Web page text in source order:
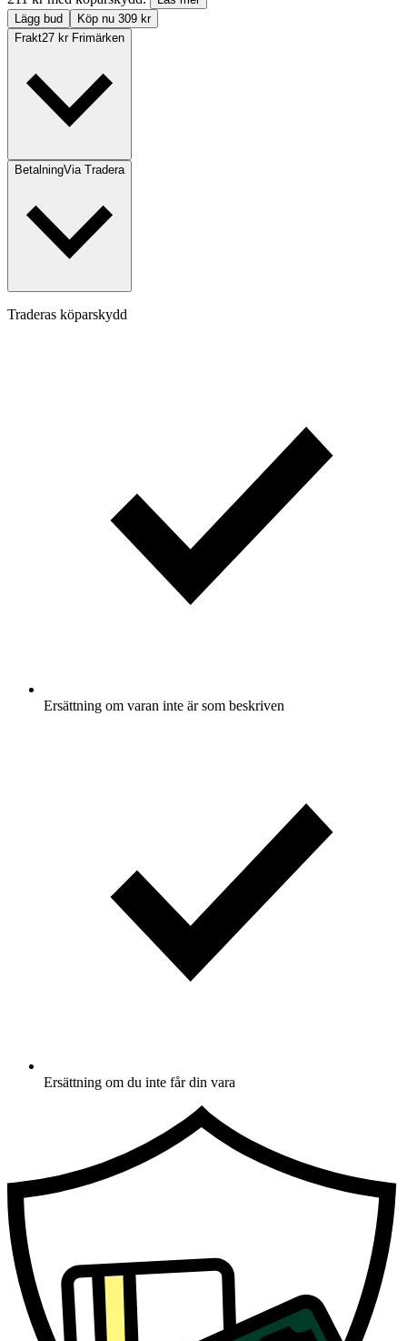
Lägg bud
Köp nu 309 kr
Frakt27 kr Frimärken
BetalningVia Tradera
Traderas köparskydd
Ersättning om varan inte är som beskriven
Ersättning om du inte får din vara